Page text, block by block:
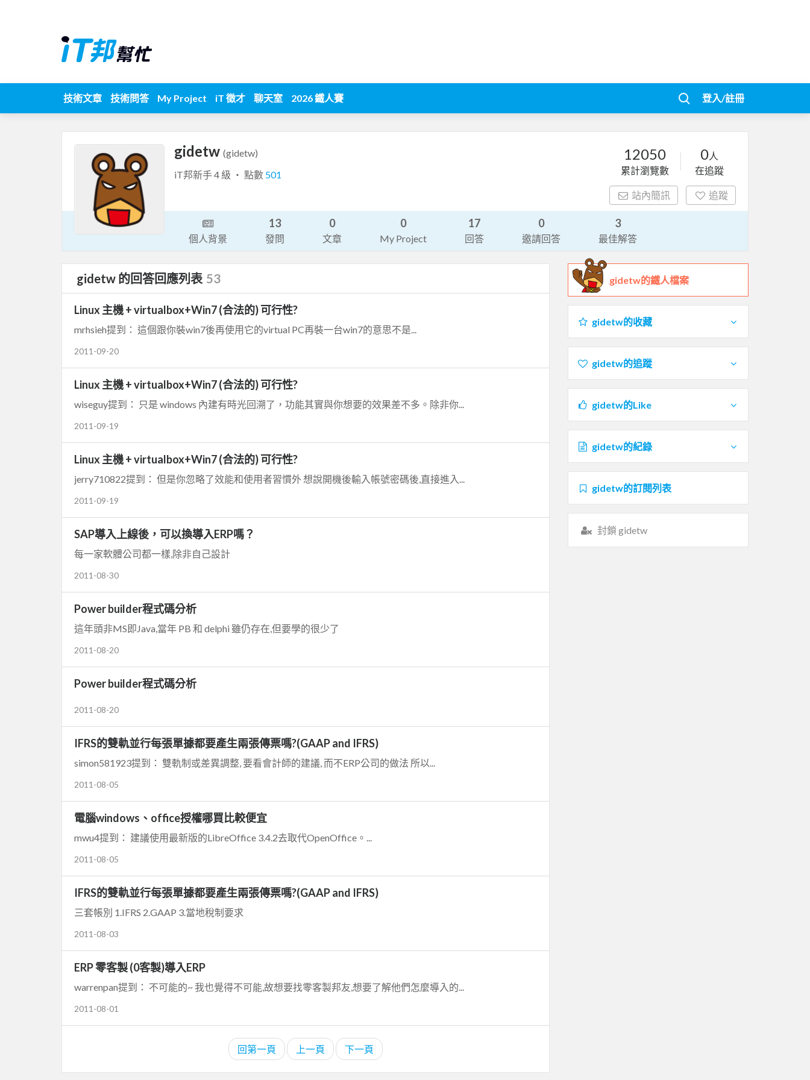
技術文章 技術問答 My Project iT 徵才 聊天室 2026 鐵人賽 登入/註冊
gidetw (gidetw)
iT邦新手 4 級 ‧ 點數 501
12050
累計瀏覽數
0人
在追蹤
站內簡訊 追蹤
個人背景
13
發問
0
文章
0
My Project
17
回答
0
邀請回答
3
最佳解答
gidetw 的回答回應列表 53
Linux 主機 + virtualbox+Win7 (合法的) 可行性?
mrhsieh提到： 這個跟你裝win7後再使用它的virtual PC再裝一台win7的意思不是...
2011-09-20
Linux 主機 + virtualbox+Win7 (合法的) 可行性?
wiseguy提到： 只是 windows 內建有時光回溯了，功能其實與你想要的效果差不多。除非你...
2011-09-19
Linux 主機 + virtualbox+Win7 (合法的) 可行性?
jerry710822提到： 但是你忽略了效能和使用者習慣外 想說開機後輸入帳號密碼後,直接進入...
2011-09-19
SAP導入上線後，可以換導入ERP嗎？
每一家軟體公司都一樣,除非自己設計
2011-08-30
Power builder程式碼分析
這年頭非MS即Java,當年 PB 和 delphi 雖仍存在,但要學的很少了
2011-08-20
Power builder程式碼分析
2011-08-20
IFRS的雙軌並行每張單據都要產生兩張傳票嗎?(GAAP and IFRS)
simon581923提到： 雙軌制或差異調整, 要看會計師的建議, 而不ERP公司的做法 所以...
2011-08-05
電腦windows、office授權哪買比較便宜
mwu4提到： 建議使用最新版的LibreOffice 3.4.2去取代OpenOffice。...
2011-08-05
IFRS的雙軌並行每張單據都要產生兩張傳票嗎?(GAAP and IFRS)
三套帳別 1.IFRS 2.GAAP 3.當地稅制要求
2011-08-03
ERP 零客製 (0客製)導入ERP
warrenpan提到： 不可能的~ 我也覺得不可能,故想要找零客製邦友,想要了解他們怎麼導入的...
2011-08-01
回第一頁 上一頁 下一頁
gidetw的鐵人檔案
gidetw的收藏
gidetw的追蹤
gidetw的Like
gidetw的紀錄
gidetw的訂閱列表
封鎖 gidetw